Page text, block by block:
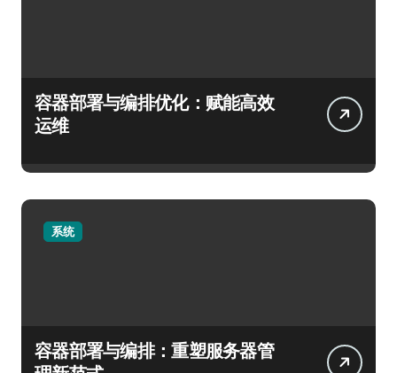
容器部署与编排优化：赋能高效
运维
系统
容器部署与编排：重塑服务器管